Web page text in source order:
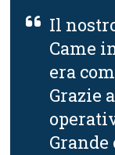
Il
Came
era
Grazie
Grande